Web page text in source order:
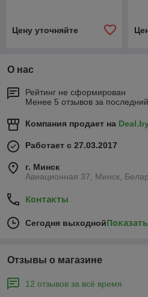
Цену уточняйте
О нас
Рейтинг не сформирован
Менее 5 отзывов за
Компания продает на
Работает с 27.03.2017
г. Минск
Авиационная 37, Минск,
Контакты
Сегодня выходной
Отзывы о магазине
12 отзывов за всё время